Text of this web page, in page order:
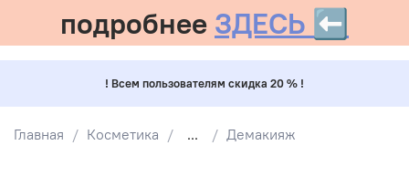
подробнее ЗДЕСЬ ⬅️
! Всем пользователям скидка 20 % !
Главная Косметика ... Демакияж